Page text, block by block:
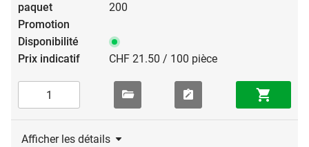
200
CHF 21.50 / 100 pièce
Afficher les détails